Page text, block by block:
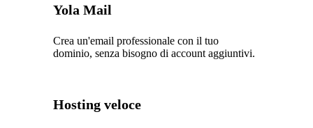
Yola Mail
Crea un'email professionale con il tuo
dominio, senza bisogno di account aggiuntivi.
Hosting veloce